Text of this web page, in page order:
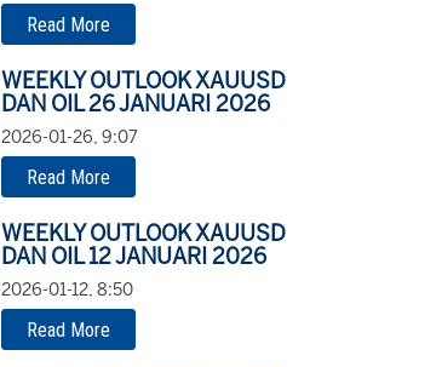
Read More
WEEKLY OUTLOOK XAUUSD
DAN OIL 26 JANUARI 2026
2026-01-26, 9:07
Read More
WEEKLY OUTLOOK XAUUSD
DAN OIL 12 JANUARI 2026
2026-01-12, 8:50
Read More